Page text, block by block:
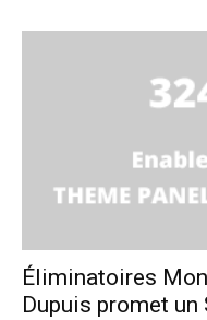
Éliminatoires
Dupuis promet un